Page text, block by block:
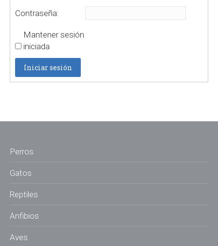
Contraseña:
Mantener sesión
iniciada
Iniciar sesión
Perros
Gatos
Reptiles
Anfibios
Aves